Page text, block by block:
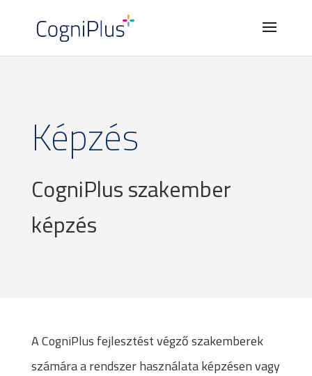
Képzés
CogniPlus szakember
képzés
A CogniPlus fejlesztést végző szakemberek
számára a rendszer használata képzésen vagy